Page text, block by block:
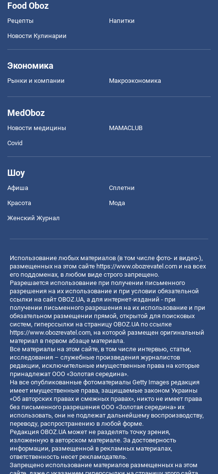
Food Oboz
Рецепты Напитки
Новости Кулинарии
Экономика
Рынки и компании Mакроэкономика
MedOboz
Новости медицины MAMACLUB
Covid
Шоу
Афиша Сплетни
Красота Мода
Женский Журнал
Использование любых материалов (в том числе фото- и видео-),
размещенных на этом сайте https://www.obozrevatel.com и на всех
его поддоменах, в любом виде строго запрещено.
Разрешается использование при получении письменного
разрешения на их использование и при условии обязательной
ссылки на сайт OBOZ.UA, а для интернет-изданий - при
получении письменного разрешения на их использование и при
обязательном размещении прямой, открытой для поисковых
систем, гиперссылки на страницу OBOZ.UA по ссылке
https://www.obozrevatel.com, на которой размещен оригинальный
материал в первом абзаце материала.
Все материалы на этом сайте, в том числе интервью, статьи,
исследования – служебные произведения журналистов
редакции, исключительные имущественные права на которые
принадлежат ООО «Золотая середина».
На все опубликованные фотоматериалы Getty Images редакция
имеет имущественные права, защищаемые законом Украины
«Об авторских правах и смежных правах», никто не имеет права
без письменного разрешения ООО «Золотая середина» их
использовать, они не подлежат дальнейшему воспроизводству,
переводу, распространению в любой форме.
Редакция OBOZ.UA может не разделять точку зрения,
изложенную в авторском материале. За достоверность
информации, размещенной в рекламных материалах,
ответственность несет рекламодатель.
Запрещено использование материалов размещенных на этом